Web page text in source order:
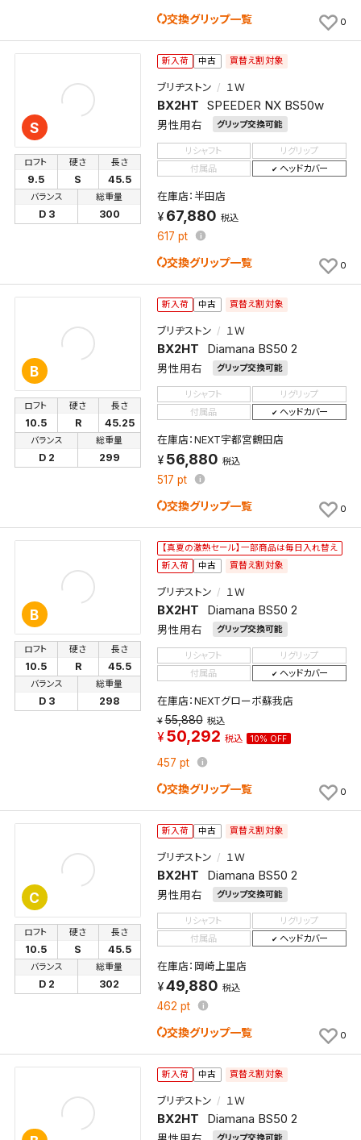
交換グリップ一覧 0
S
新入荷 中古 買替え割対象
ブリヂストン １Ｗ
BX2HT SPEEDER NX BS50w
男性用右 グリップ交換可能
ロフト
9.5
硬さ
S
長さ
45.5
バランス
D 3
総重量
300
リシャフト
リグリップ
付属品
ヘッドカバー
在庫店：半田店
67,880 税込
617 pt
交換グリップ一覧 0
B
新入荷 中古 買替え割対象
ブリヂストン １Ｗ
BX2HT Diamana BS50 2
男性用右 グリップ交換可能
ロフト
10.5
硬さ
R
長さ
45.25
バランス
D 2
総重量
299
リシャフト
リグリップ
付属品
ヘッドカバー
在庫店：NEXT宇都宮鶴田店
56,880 税込
517 pt
交換グリップ一覧 0
B
【真夏の激熱セール】一部商品は毎日入れ替え
新入荷
中古 買替え割対象
ブリヂストン １Ｗ
BX2HT Diamana BS50 2
男性用右
グリップ交換可能
ロフト
10.5
硬さ
R
長さ
45.5
バランス
D 3
総重量
298
リシャフト
リグリップ
付属品
ヘッドカバー
在庫店：NEXTグローボ蘇我店
55,880 税込
50,292 税込 10% OFF
457 pt
交換グリップ一覧 0
C
新入荷 中古 買替え割対象
ブリヂストン １Ｗ
BX2HT Diamana BS50 2
男性用右 グリップ交換可能
ロフト
10.5
硬さ
S
長さ
45.5
バランス
D 2
総重量
302
リシャフト
リグリップ
付属品
ヘッドカバー
在庫店：岡崎上里店
49,880 税込
462 pt
交換グリップ一覧 0
新入荷 中古 買替え割対象
ブリヂストン １Ｗ
BX2HT Diamana BS50 2
グリップ交換可能
新着通知
新着通知を「する」にすると、この条件に一致する商品
が入荷した際に、メール及びお客様のアカウント内の
「お知らせ」で通知します。
条件を変更したい場合は、マイページの「保存検索条
件一覧」から画面を表示し、条件を変更の上、保存し直
保存する
キャンセル
検索条件を保存
検索条件を保存しました。
これまで保存した検索条件は、マイページの「保存検
索条件一覧」で確認できます。